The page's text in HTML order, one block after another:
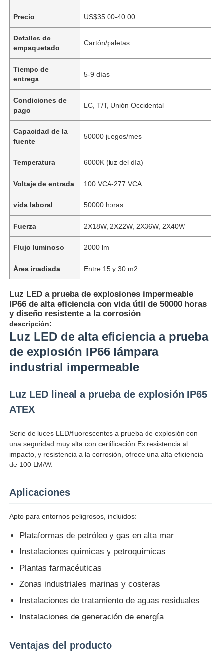
Precio US$35.00-40.00
Detalles de
empaquetado
Cartón/paletas
Tiempo de
entrega
5-9 días
Condiciones de
pago
LC, T/T, Unión Occidental
Capacidad de la
fuente
50000 juegos/mes
Temperatura 6000K (luz del día)
Voltaje de entrada 100 VCA-277 VCA
vida laboral 50000 horas
Fuerza 2X18W, 2X22W, 2X36W, 2X40W
Flujo luminoso 2000 lm
Área irradiada Entre 15 y 30 m2
Luz LED a prueba de explosiones impermeable
IP66 de alta eficiencia con vida útil de 50000 horas
y diseño resistente a la corrosión
descripción:
Luz LED de alta eficiencia a prueba
de explosión IP66 lámpara
industrial impermeable
Luz LED lineal a prueba de explosión IP65
ATEX
Serie de luces LED/fluorescentes a prueba de explosión con
una seguridad muy alta con certificación Ex.resistencia al
impacto, y resistencia a la corrosión, ofrece una alta eficiencia
de 100 LM/W.
Aplicaciones
Apto para entornos peligrosos, incluidos:
Plataformas de petróleo y gas en alta mar
Instalaciones químicas y petroquímicas
Plantas farmacéuticas
Zonas industriales marinas y costeras
Instalaciones de tratamiento de aguas residuales
Instalaciones de generación de energía
Ventajas del producto